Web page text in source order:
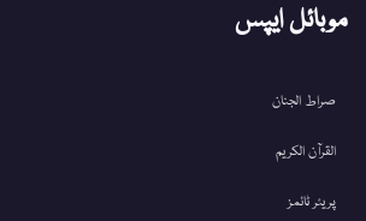
موبائل ایپس
صراط الجنان
القرآن الکریم
پریئر ٹائمز